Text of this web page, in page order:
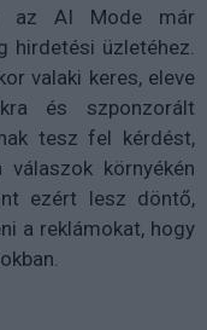
az AI Mode már
hirdetési üzletéhez.
valaki keres, eleve
és szponzorált
tesz fel kérdést,
válaszok környékén
ezért lesz döntő,
a reklámokat, hogy